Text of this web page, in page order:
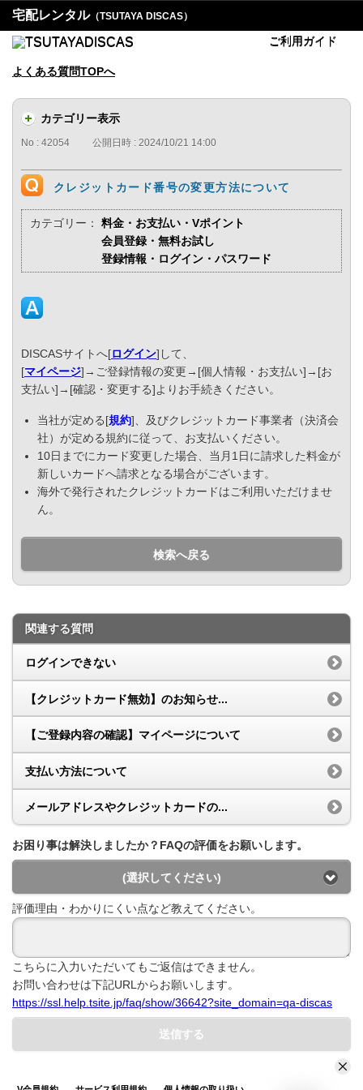
宅配レンタル（TSUTAYA DISCAS）
ご利用ガイド
よくある質問TOPへ
カテゴリー表示
No : 42054 公開日時 : 2024/10/21 14:00
クレジットカード番号の変更方法について
カテゴリー：
料金・お支払い・Vポイント
会員登録・無料お試し
登録情報・ログイン・パスワード
DISCASサイトへ[ログイン]して、
[マイページ]→ご登録情報の変更→[個人情報・お支払い]→[お
支払い]→[確認・変更する]よりお手続きください。
当社が定める[規約]、及びクレジットカード事業者（決済会
社）が定める規約に従って、お支払いください。
10日までにカード変更した場合、当月1日に請求した料金が
新しいカードへ請求となる場合がございます。
海外で発行されたクレジットカードはご利用いただけませ
ん。
検索へ戻る
関連する質問
ログインできない
【クレジットカード無効】のお知らせ...
【ご登録内容の確認】マイページについて
支払い方法について
メールアドレスやクレジットカードの...
お困り事は解決しましたか？FAQの評価をお願いします。
(選択してください)
評価理由・わかりにくい点など教えてください。
こちらに入力いただいてもご返信はできません。
お問い合わせは下記URLからお願いします。
https://ssl.help.tsite.jp/faq/show/36642?site_domain=qa-discas
送信する